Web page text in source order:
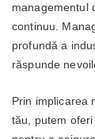
managementul
continuu.
profundă a
răspunde
Prin implicarea
tău, putem